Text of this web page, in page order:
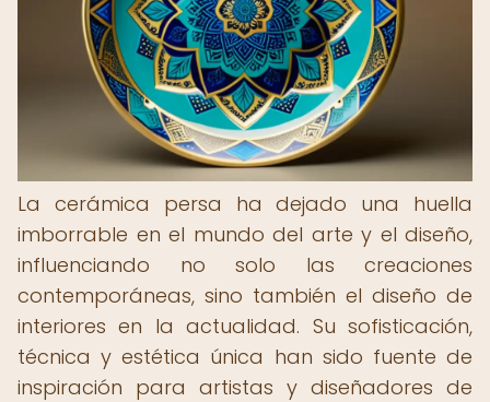
La cerámica persa ha dejado una huella
imborrable en el mundo del arte y el diseño,
influenciando no solo las creaciones
contemporáneas, sino también el diseño de
interiores en la actualidad. Su sofisticación,
técnica y estética única han sido fuente de
inspiración para artistas y diseñadores de